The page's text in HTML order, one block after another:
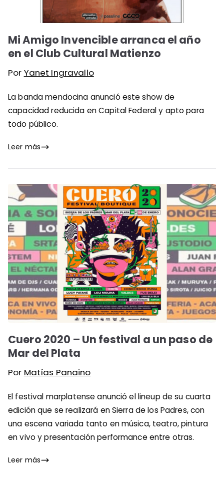
Mi Amigo Invencible arranca el año
en el Club Cultural Matienzo
Por Yanet Ingravallo
La banda mendocina anunció este show de
capacidad reducida en Capital Federal y apto para
todo público.
Leer más
Cuero 2020 – Un festival a un paso de
Mar del Plata
Por Matías Panaino
El festival marplatense anunció el lineup de su cuarta
edición que se realizará en Sierra de los Padres, con
una escena variada tanto en música, teatro, pintura
en vivo y presentación performance entre otras.
Leer más